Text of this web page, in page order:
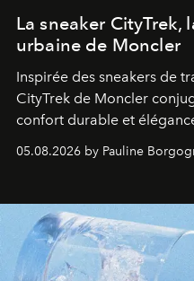
La sneaker
urbaine de Moncler
Inspirée des sneakers de
CityTrek de Moncler
confort durable et
accompagner les
05.08.2026 by Pauline